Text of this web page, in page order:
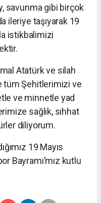
savunma gibi birçok
ileriye taşıyarak 19
istikbalimizi
Atatürk ve silah
tüm Şehitlerimizi ve
ve minnetle yad
sağlık, sıhhat
diliyorum.
19 Mayıs
Bayramı’mız kutlu